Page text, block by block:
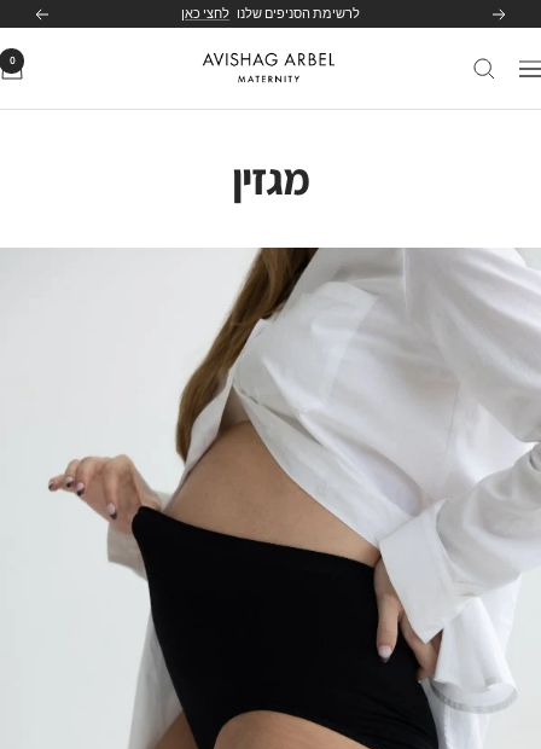
הקודם לרשימת הסניפים שלנו לחצי כאן הבא
ניווט
Avishag
0
מגזין